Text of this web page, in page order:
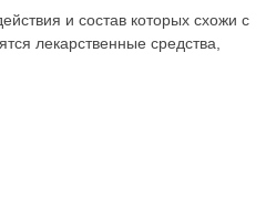
и состав которых схожи с
лекарственные средства,